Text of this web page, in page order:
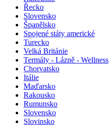
Řecko
Slovensko
Španělsko
Spojené státy americké
Turecko
Velká Británie
Termály - Lázně - Wellness
Chorvatsko
Itálie
Maďarsko
Rakousko
Rumunsko
Slovensko
Slovinsko